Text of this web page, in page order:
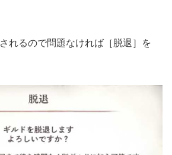
れるので問題なければ［脱退］を